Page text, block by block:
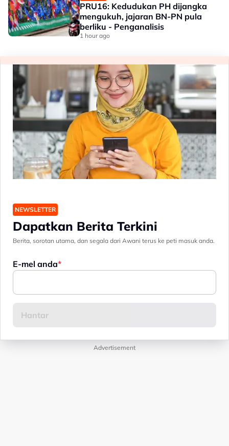
PRU16: Kedudukan PH dijangka
mengukuh, jajaran BN-PN pula
berliku - Penganalisis
1 hour ago
NEWSLETTER
Dapatkan Berita Terkini
Berita, sorotan utama, dan segala dari Awani terus ke peti masuk anda.
E-mel anda
Advertisement